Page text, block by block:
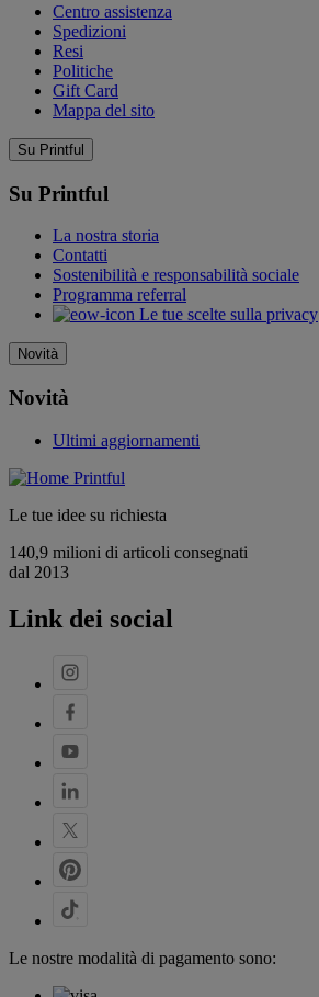
Centro assistenza
Spedizioni
Resi
Politiche
Gift Card
Mappa del sito
Su Printful
Su Printful
La nostra storia
Contatti
Sostenibilità e responsabilità sociale
Programma referral
Le tue scelte sulla privacy
Novità
Novità
Ultimi aggiornamenti
Le tue idee su richiesta
140,9 milioni di articoli consegnati
dal 2013
Link dei social
Le nostre modalità di pagamento sono: